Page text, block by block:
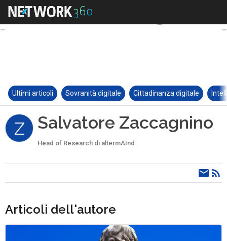
Ultimi articoli Sovranità digitale Cittadinanza digitale
Z Salvatore Zaccagnino
Head of Research di altermAInd
Articoli dell'autore